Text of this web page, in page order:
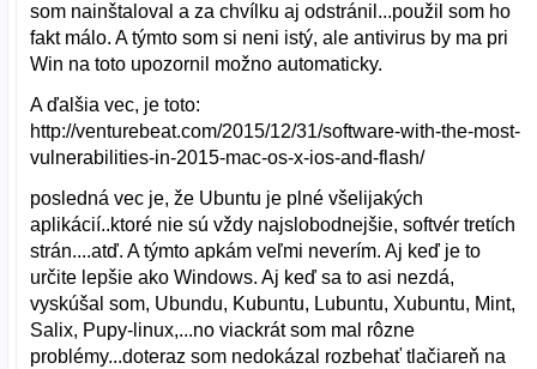
som nainštaloval a za chvílku aj odstránil...použil som ho
fakt málo. A týmto som si neni istý, ale antivirus by ma pri
Win na toto upozornil možno automaticky.
A ďalšia vec, je toto:
http://venturebeat.com/2015/12/31/software-with-the-most-
vulnerabilities-in-2015-mac-os-x-ios-and-flash/
posledná vec je, že Ubuntu je plné všelijakých
aplikácií..ktoré nie sú vždy najslobodnejšie, softvér tretích
strán....atď. A týmto apkám veľmi neverím. Aj keď je to
určite lepšie ako Windows. Aj keď sa to asi nezdá,
vyskúšal som, Ubundu, Kubuntu, Lubuntu, Xubuntu, Mint,
Salix, Pupy-linux,...no viackrát som mal rôzne
problémy...doteraz som nedokázal rozbehať tlačiareň na